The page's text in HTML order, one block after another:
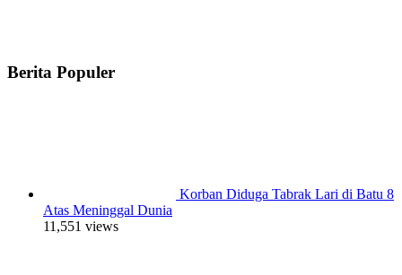
Berita Populer
Korban Diduga Tabrak Lari di Batu 8
Atas Meninggal Dunia
11,551 views